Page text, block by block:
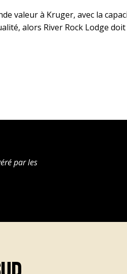
valeur à Kruger, avec la
alors River Rock Lodge
par les